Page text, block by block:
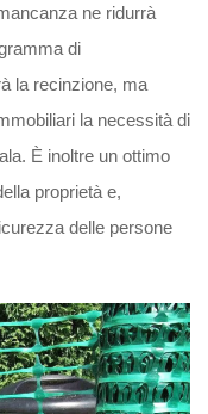
ne ridurrà
di
la recinzione, ma
la necessità di
È inoltre un ottimo
proprietà e,
delle persone